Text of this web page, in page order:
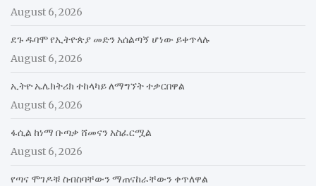
August 6, 2026
ደጉ ዱባሞ የኢትዮጵያ መድን አሰልጣኝ ሆነው ይቀጥላሉ
August 6, 2026
ኢትዮ ኤሌክትሪክ ተከላካይ ለማግኘት ተቃርበዋል
August 6, 2026
ፋሲል ከነማ ቡጣቃ ሸመናን አስፈርሟል
August 6, 2026
የጣና ሞገዶቹ ስብስባቸውን ማጠናከራቸውን ቀጥለዋል